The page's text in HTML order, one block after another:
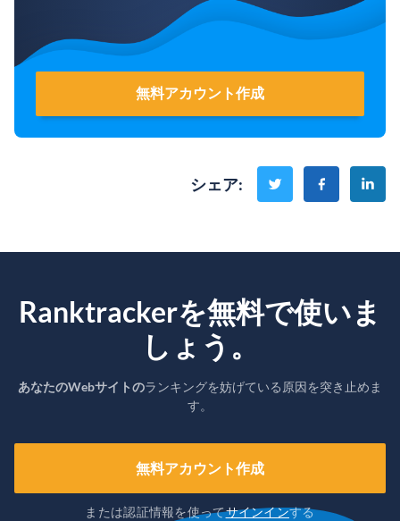
無料アカウント作成
シェア:
Ranktrackerを無料で使いま
しょう。
あなたのWebサイトのランキングを妨げている原因を突き止めま
す。
無料アカウント作成
または認証情報を使ってサインインする